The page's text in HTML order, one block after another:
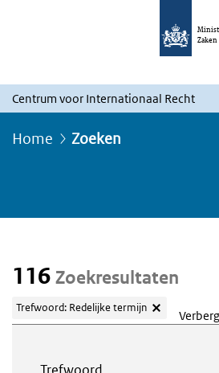
Zaken
Centrum voor Internationaal Recht
Home Zoeken
116 Zoekresultaten
Trefwoord: Redelijke termijn